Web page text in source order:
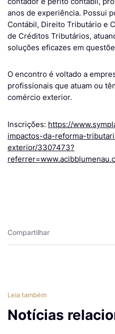
anos de experiência. Possui
Contábil, Direito Tributário e
de Créditos Tributários,
soluções eficazes em
O encontro é voltado a
profissionais que atuam ou
comércio exterior.
Inscrições: https://
impactos-da-reforma-
exterior/3307473?
Compartilhar
Leia também
Notícias